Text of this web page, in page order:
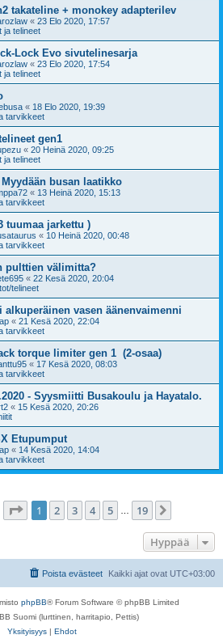
takateline + monokey adapterilev
« 23 Elo 2020, 17:57
ja telineet
Lock Evo sivutelinesarja
« 23 Elo 2020, 17:54
ja telineet
« 18 Elo 2020, 19:39
tarvikkeet
gen1
« 20 Heinä 2020, 09:25
ja telineet
busan laatikko
« 13 Heinä 2020, 15:13
tarvikkeet
tuumaa jarkettu )
« 10 Heinä 2020, 00:48
tarvikkeet
pulttien välimitta?
« 22 Kesä 2020, 20:04
telineet
alkuperäinen vasen äänenvaimenni
« 21 Kesä 2020, 22:04
tarvikkeet
torque limiter gen 1 (2-osaa)
« 17 Kesä 2020, 08:03
tarvikkeet
- Syysmiitti Busakoulu ja Hayatalo.
« 15 Kesä 2020, 20:26
Etupumput
« 14 Kesä 2020, 14:04
tarvikkeet
Sivu /19
1 2 3 4 5 19
Hyppää
Kaikki ajat ovat UTC+03:00
Poista evästeet
phpBB® Forum Software © phpBB Limited
Suomi (lurttinen, harritapio, Pettis)
Yksityisyys | Ehdot